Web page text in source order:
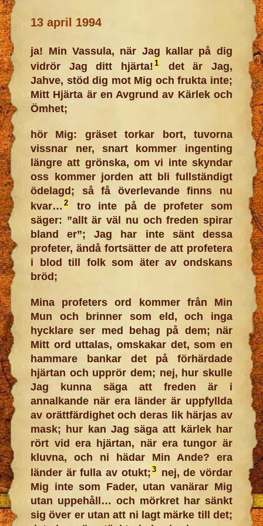
13 april 1994
ja! Min Vassula, när Jag kallar på dig
vidrör Jag ditt hjärta! 1
det är Jag,
Jahve, stöd dig mot Mig och frukta inte;
Mitt Hjärta är en Avgrund av Kärlek och
Ömhet;
hör Mig: gräset torkar bort, tuvorna
vissnar ner, snart kommer ingenting
längre att grönska, om vi inte skyndar
oss kommer jorden att bli fullständigt
ödelagd; så få överlevande finns nu
kvar…2
tro inte på de profeter som
säger: ”allt är väl nu och freden spirar
bland er”; Jag har inte sänt dessa
profeter, ändå fortsätter de att profetera
i blod till folk som äter av ondskans
bröd;
Mina profeters ord kommer från Min
Mun och brinner som eld, och inga
hycklare ser med behag på dem; när
Mitt ord uttalas, omskakar det, som en
hammare bankar det på förhärdade
hjärtan och upprör dem; nej, hur skulle
Jag kunna säga att freden är i
annalkande när era länder är uppfyllda
av orättfärdighet och deras lik härjas av
mask; hur kan Jag säga att kärlek har
rört vid era hjärtan, när era tungor är
kluvna, och ni hädar Min Ande? era
länder är fulla av otukt; 3nej, de vördar
Mig inte som Fader, utan vanärar Mig
utan uppehåll… och mörkret har sänkt
sig över er utan att ni lagt märke till det;